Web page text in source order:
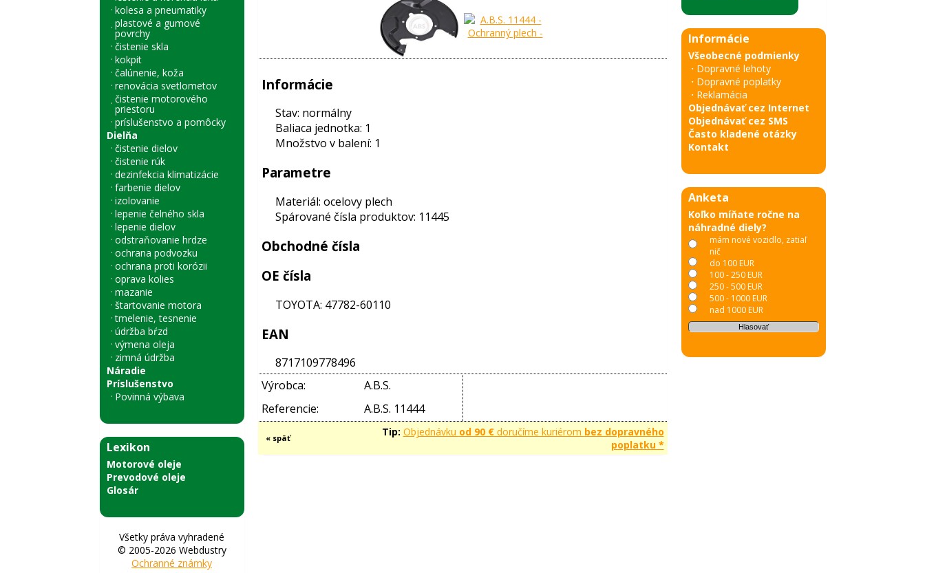
kolesa a pneumatiky
plastové a gumové
povrchy
čistenie skla
kokpit
čalúnenie, koža
renovácia svetlometov
čistenie motorového
priestoru
príslušenstvo a pomôcky
Dielňa
čistenie dielov
čistenie rúk
dezinfekcia klimatizácie
farbenie dielov
izolovanie
lepenie čelného skla
lepenie dielov
odstraňovanie hrdze
ochrana podvozku
ochrana proti korózii
oprava kolies
mazanie
štartovanie motora
tmelenie, tesnenie
údržba bŕzd
výmena oleja
zimná údržba
Náradie
Príslušenstvo
Povinná výbava
Lexikon
Motorové oleje
Prevodové oleje
Glosár
Všetky práva vyhradené
© 2005-2026 Webdustry
Ochranné známky
Informácie
Stav: normálny
Baliaca jednotka: 1
Množstvo v balení: 1
Parametre
Materiál: ocelovy plech
Spárované čísla produktov: 11445
Obchodné čísla
OE čísla
TOYOTA: 47782-60110
EAN
8717109778496
Výrobca:
A.B.S.
Referencie:
A.B.S. 11444
« späť Tip: Objednávku od 90 €doručíme kuriérom bez dopravného
poplatku *
Informácie
Všeobecné podmienky
· Dopravné lehoty
· Dopravné poplatky
· Reklamácia
Objednávať cez Internet
Objednávať cez SMS
Často kladené otázky
Kontakt
Anketa
Koľko míňate ročne na
náhradné diely?
mám nové vozidlo, zatiaľ
nič
do 100 EUR
100 - 250 EUR
250 - 500 EUR
500 - 1000 EUR
nad 1000 EUR